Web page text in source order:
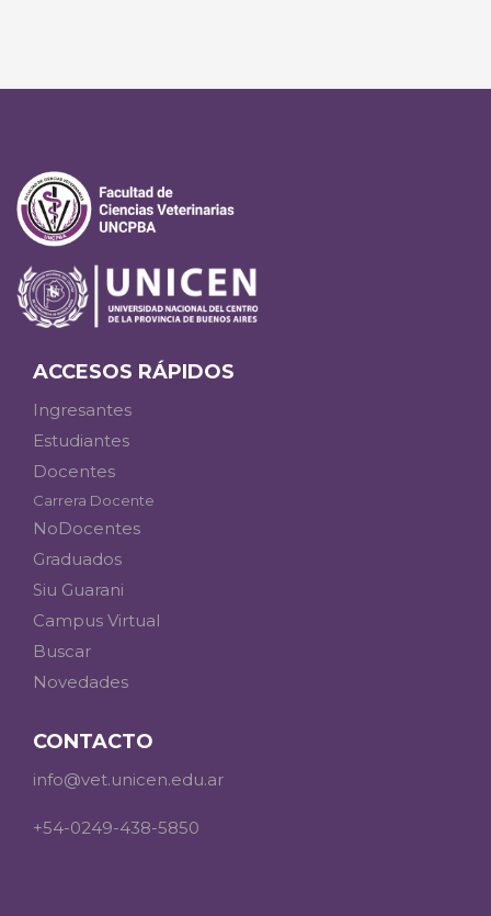
ACCESOS RÁPIDOS
Ingresantes
Estudiantes
Docentes
Carrera Docente
NoDocentes
Graduados
Siu Guarani
Campus Virtual
Buscar
Novedades
CONTACTO
info@vet.unicen.edu.ar
+54-0249-438-5850